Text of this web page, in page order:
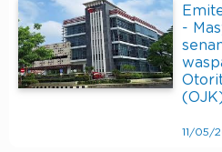
-
11/05/